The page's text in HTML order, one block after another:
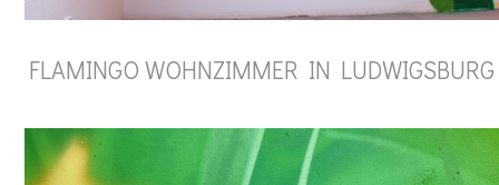
FLAMINGO WOHNZIMMER IN LUDWIGSBURG